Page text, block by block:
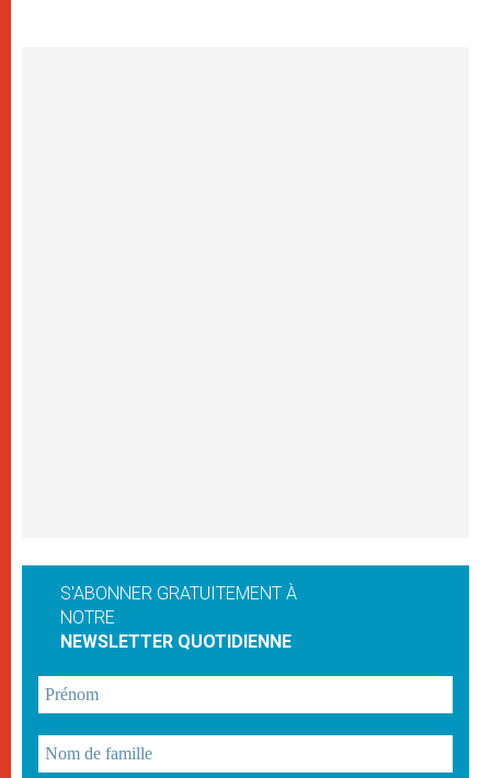
S'ABONNER GRATUITEMENT À
NOTRE
NEWSLETTER QUOTIDIENNE